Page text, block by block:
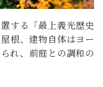
する「最上義光歴史
根、建物自体はヨー
れ、前庭との調和の